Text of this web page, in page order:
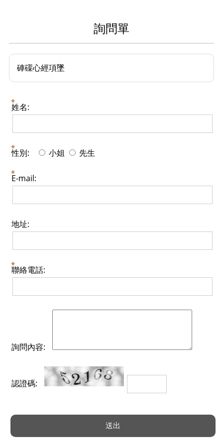
詢問單
硨磲心經項墜
姓名:
性別: 小姐 先生
E-mail:
地址:
聯絡電話:
詢問內容:
認證碼: